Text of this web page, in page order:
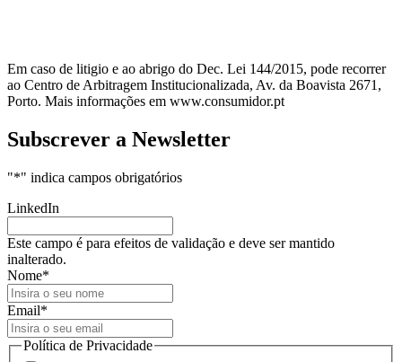
Em caso de litigio e ao abrigo do Dec. Lei 144/2015, pode recorrer
ao Centro de Arbitragem Institucionalizada, Av. da Boavista 2671,
Porto. Mais informações em www.consumidor.pt
Subscrever a Newsletter
"*" indica campos obrigatórios
LinkedIn
Este campo é para efeitos de validação e deve ser mantido
inalterado.
Nome*
Email*
Política de Privacidade